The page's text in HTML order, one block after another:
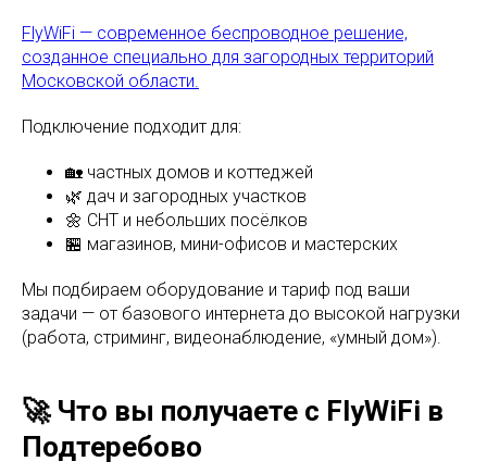
FlyWiFi — современное беспроводное решение,
созданное специально для загородных территорий
Московской области.
Подключение подходит для:
🏡 частных домов и коттеджей
🌿 дач и загородных участков
🌼 СНТ и небольших посёлков
🏪 магазинов, мини-офисов и мастерских
Мы подбираем оборудование и тариф под ваши
задачи — от базового интернета до высокой нагрузки
(работа, стриминг, видеонаблюдение, «умный дом»).
🚀 Что вы получаете с FlyWiFi в
Подтеребово